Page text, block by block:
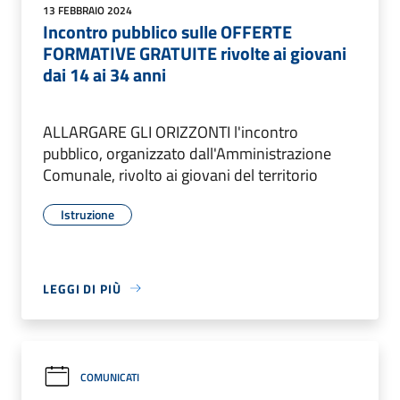
13 FEBBRAIO 2024
Incontro pubblico sulle OFFERTE
FORMATIVE GRATUITE rivolte ai giovani
dai 14 ai 34 anni
ALLARGARE GLI ORIZZONTI l'incontro
pubblico, organizzato dall'Amministrazione
Comunale, rivolto ai giovani del territorio
Istruzione
LEGGI DI PIÙ
COMUNICATI